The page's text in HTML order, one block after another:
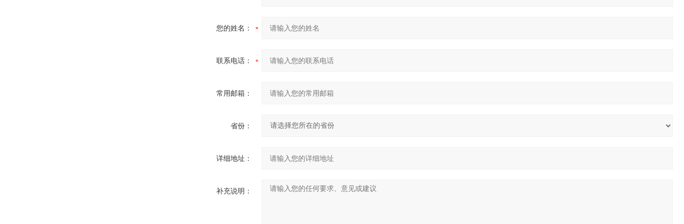
您的姓名：
联系电话：
常用邮箱：
省份：
详细地址：
补充说明：